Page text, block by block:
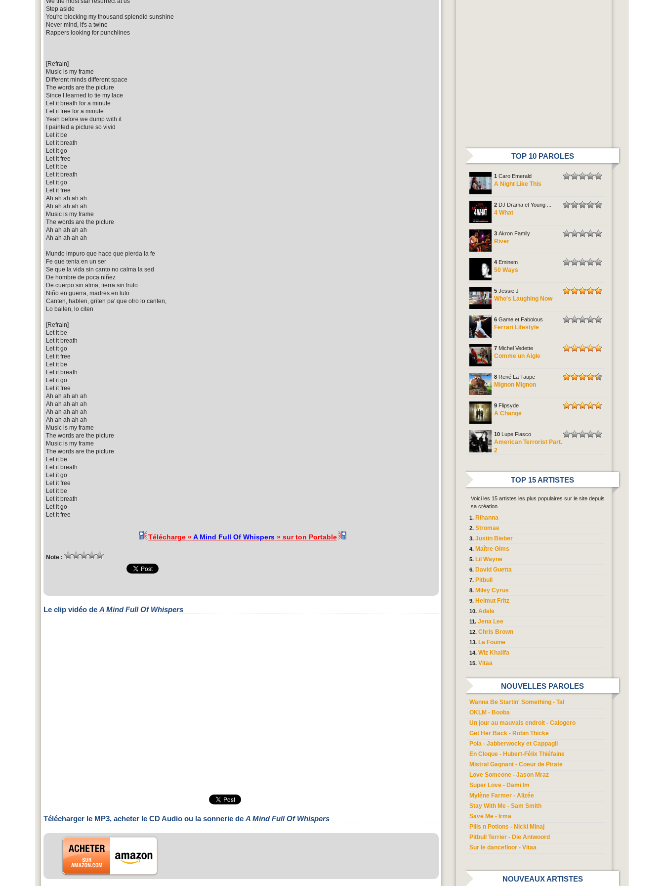
Step aside
You're blocking my thousand splendid sunshine
Never mind, it's a twine
Rappers looking for punchlines
[Refrain]
Music is my frame
Different minds different space
The words are the picture
Since I learned to tie my lace
Let it breath for a minute
Let it free for a minute
Yeah before we dump with it
I painted a picture so vivid
Let it be
Let it breath
Let it go
Let it free
Let it be
Let it breath
Let it go
Let it free
Ah ah ah ah ah
Ah ah ah ah ah
Music is my frame
The words are the picture
Ah ah ah ah ah
Ah ah ah ah ah
Mundo impuro que hace que pierda la fe
Fe que tenia en un ser
Se que la vida sin canto no calma la sed
De hombre de poca niñez
De cuerpo sin alma, tierra sin fruto
Niño en guerra, madres en luto
Canten, hablen, griten pa' que otro lo canten,
Lo bailen, lo citen
[Refrain]
Let it be
Let it breath
Let it go
Let it free
Let it be
Let it breath
Let it go
Let it free
Ah ah ah ah ah
Ah ah ah ah ah
Ah ah ah ah ah
Ah ah ah ah ah
Music is my frame
The words are the picture
Music is my frame
The words are the picture
Let it be
Let it breath
Let it go
Let it free
Let it be
Let it breath
Let it go
Let it free
Télécharge « A Mind Full Of Whispers» sur ton Portable
Note :
Le clip vidéo de A Mind Full Of Whispers
Télécharger le MP3, acheter le CD Audio ou la sonnerie de A Mind Full Of Whispers
TOP 10 PAROLES
1 Caro Emerald
A Night Like This
2 DJ Drama et Young ...
4 What
3 Akron Family
River
4 Eminem
50 Ways
5 Jessie J
Who's Laughing Now
6 Game et Fabolous
Ferrari Lifestyle
7 Michel Vedette
Comme un Aigle
8 René La Taupe
Mignon Mignon
9 Flipsyde
A Change
10 Lupe Fiasco
American Terrorist Part.
2
TOP 15 ARTISTES
Voici les 15 artistes les plus populaires sur le site depuis
sa création...
Rihanna
Stromae
Justin Bieber
Maître Gims
Lil Wayne
David Guetta
Pitbull
Miley Cyrus
Helmut Fritz
Adele
Jena Lee
Chris Brown
La Fouine
Wiz Khalifa
Vitaa
NOUVELLES PAROLES
Wanna Be Startin' Something - Tal
OKLM - Booba
Un jour au mauvais endroit - Calogero
Get Her Back - Robin Thicke
Pola - Jabberwocky et Cappagli
En Cloque - Hubert-Félix Thiéfaine
Mistral Gagnant - Coeur de Pirate
Love Someone - Jason Mraz
Super Love - Dami Im
Mylène Farmer - Alizée
Stay With Me - Sam Smith
Save Me - Irma
Pills n Potions - Nicki Minaj
Pitbull Terrier - Die Antwoord
Sur le dancefloor - Vitaa
NOUVEAUX ARTISTES